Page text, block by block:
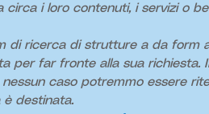
circa i loro contenuti, i servizi o
di ricerca di strutture a da form
per far fronte alla sua
caso potremmo essere
destinata.